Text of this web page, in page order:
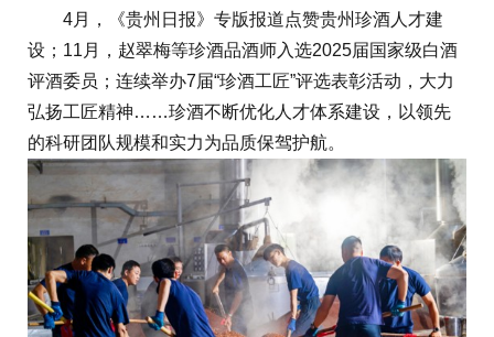
4月，《贵州日报》专版报道点赞贵州珍酒人才建
设；11月，赵翠梅等珍酒品酒师入选2025届国家级白酒
评酒委员；连续举办7届“珍酒工匠”评选表彰活动，大力
弘扬工匠精神……珍酒不断优化人才体系建设，以领先
的科研团队规模和实力为品质保驾护航。